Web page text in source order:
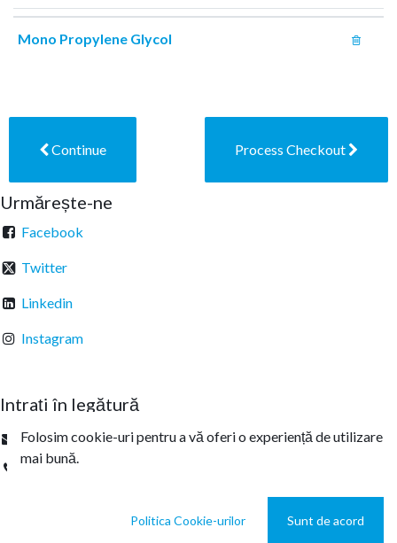
Mono Propylene Glycol
Continue Process Checkout
Urmărește-ne
Facebook
Twitter
Linkedin
Instagram
Intrați în legătură
office@sterachemicals.ro
+40 21 457 03 22
Folosim cookie-uri pentru a vă oferi o experiență de utilizare
mai bună.
Politica Cookie-urilor Sunt de acord